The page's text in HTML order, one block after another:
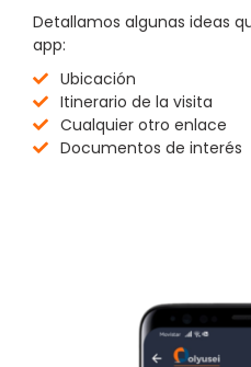
Detallamos algunas ideas
app:
Ubicación
Itinerario de la visita
Cualquier otro enlace
Documentos de interés